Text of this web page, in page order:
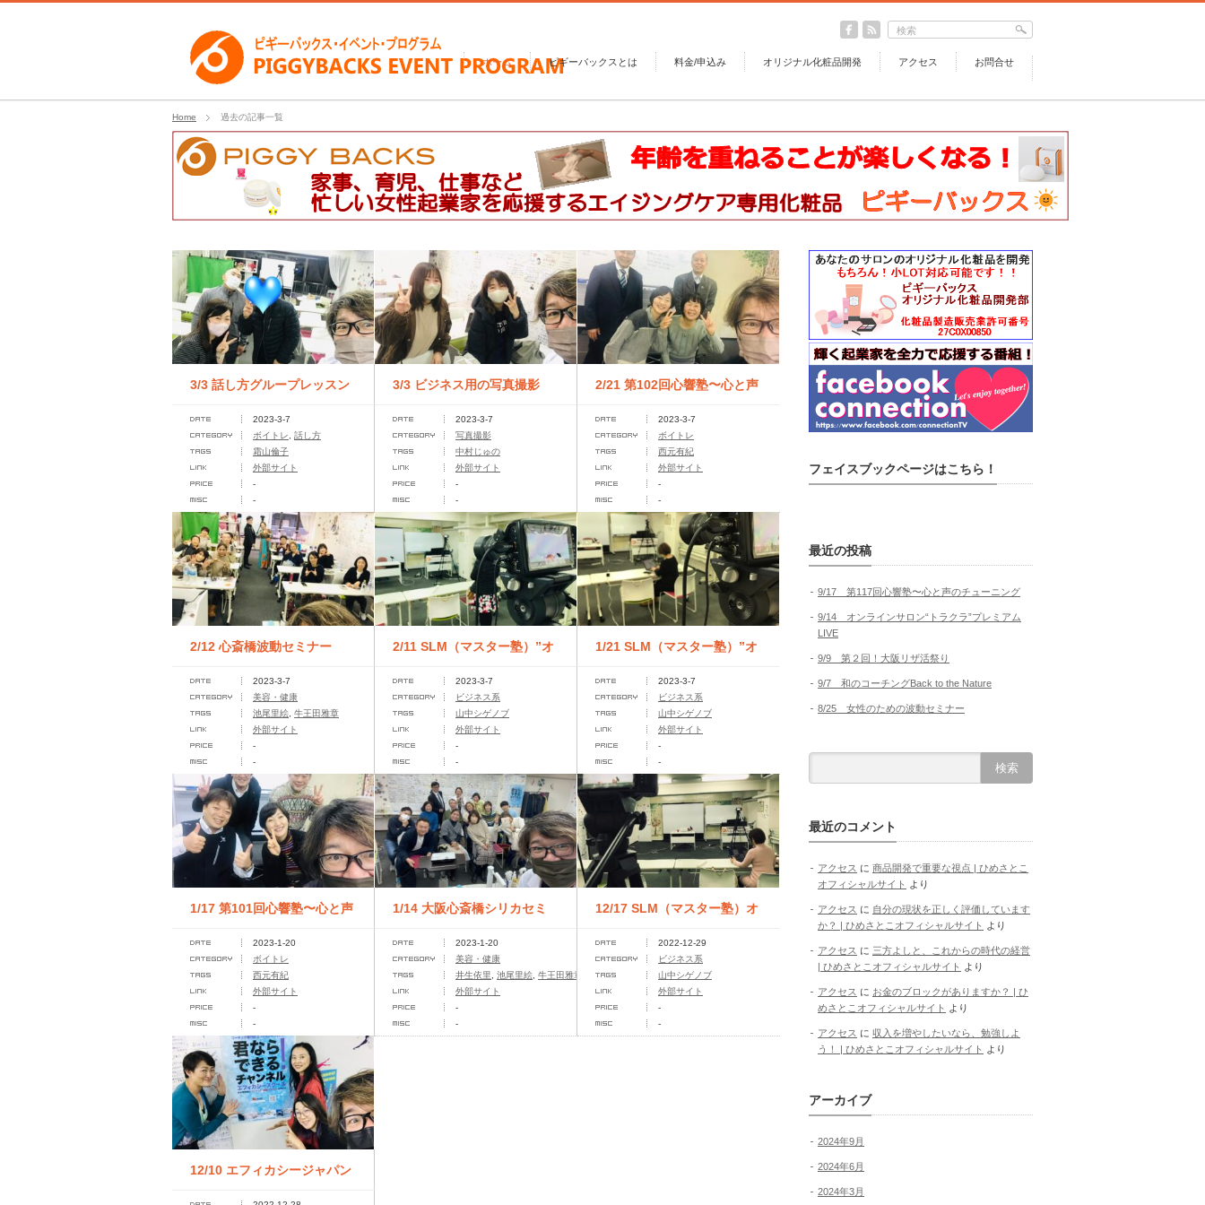
ホーム ピギーバックスとは 料金/申込み オリジナル化粧品開発 アクセス お問合せ
Home 過去の記事一覧
3/3 話し方グループレッスン
2023-3-7
ボイトレ
話し方
霜山倫子
外部サイト
-
-
3/3 ビジネス用の写真撮影
2023-3-7
写真撮影
中村じゅの
外部サイト
-
-
2/21 第102回心響塾〜心と声
のチューニング
2023-3-7
ボイトレ
西元有紀
外部サイト
-
-
2/12 心斎橋波動セミナー
2023-3-7
美容・健康
池尾里絵 牛王田雅章
外部サイト
-
-
2/11 SLM（マスター塾）”オ
ンライン講座
2023-3-7
ビジネス系
山中シゲノブ
外部サイト
-
-
1/21 SLM（マスター塾）”オ
ンライン講座
2023-3-7
ビジネス系
山中シゲノブ
外部サイト
-
-
1/17 第101回心響塾〜心と声
のチューニング
2023-1-20
ボイトレ
西元有紀
外部サイト
-
-
1/14 大阪心斎橋シリカセミ
2023-1-20
美容・健康
井生依里
池尾里絵 牛王田雅章
外部サイト
-
-
12/17 SLM（マスター塾）オ
2022-12-29
ビジネス系
山中シゲノブ
外部サイト
-
-
12/10 エフィカシージャパン
フェイスブックページはこちら！
最近の投稿
9/17 第117回心響塾〜心と声のチューニング
9/14 オンラインサロン“トラクラ”プレミアム
LIVE
9/9 第２回！大阪リザ活祭り
9/7 和のコーチングBack to the Nature
8/25 女性のための波動セミナー
最近のコメント
アクセス に 商品開発で重要な視点 | ひめさとこ
オフィシャルサイト
より
アクセス に 自分の現状を正しく評価しています
か？ | ひめさとこオフィシャルサイト
より
アクセス に 三方よしと、これからの時代の経営
| ひめさとこオフィシャルサイト
より
アクセス に お金のブロックがありますか？ | ひ
めさとこオフィシャルサイト
より
アクセス に 収入を増やしたいなら、勉強しよ
う！ | ひめさとこオフィシャルサイト
より
アーカイブ
2024年9月
2024年6月
2024年3月